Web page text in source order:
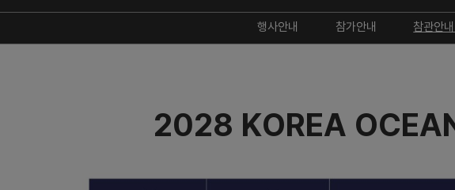
행사안내 참가안내 참관안내
셔
부
2028 KOREA